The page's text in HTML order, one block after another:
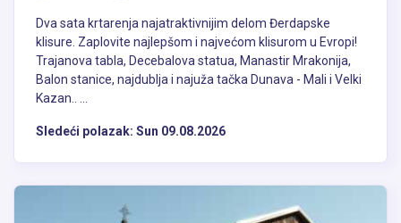
Dva sata krtarenja najatraktivnijim delom Đerdapske
klisure. Zaplovite najlepšom i najvećom klisurom u Evropi!
Trajanova tabla, Decebalova statua, Manastir Mrakonija,
Balon stanice, najdublja i najuža tačka Dunava - Mali i Velki
Kazan.. ...
Sledeći polazak: Sun 09.08.2026